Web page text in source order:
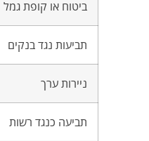
ביטוח או קופת גמל
תביעות נגד בנקים
ניירות ערך
תביעה כנגד רשות